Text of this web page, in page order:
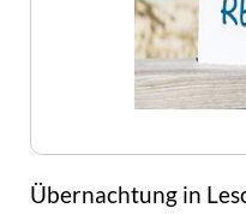
Übernachtung in